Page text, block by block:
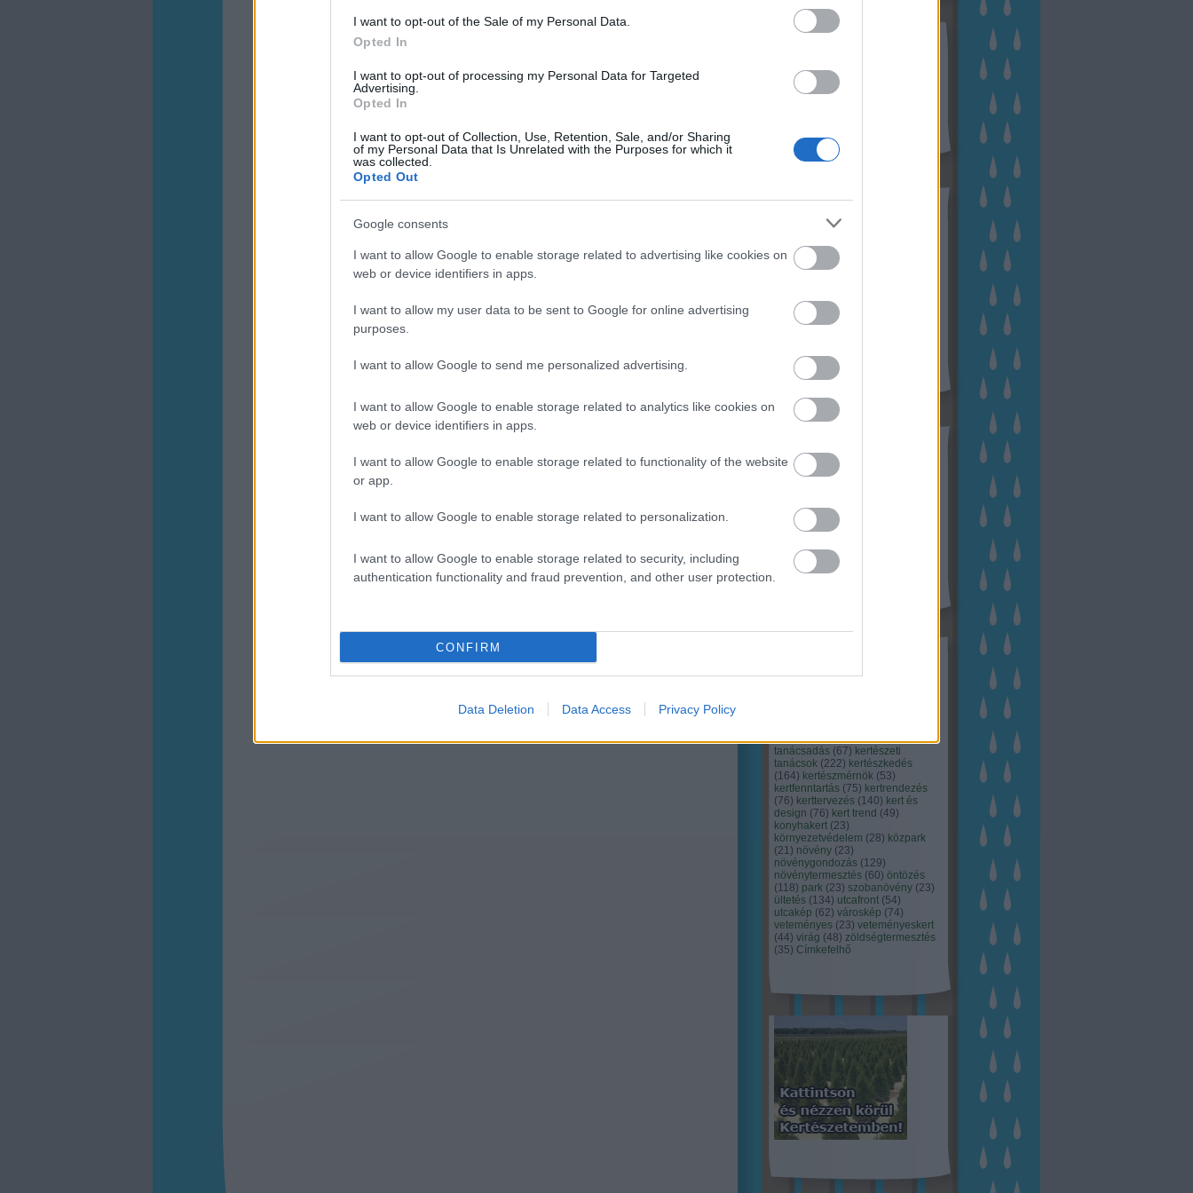
I want to opt-out of the Sale of my Personal Data.
Opted In
I want to opt-out of processing my Personal Data for Targeted
Advertising.
Opted In
I want to opt-out of Collection, Use, Retention, Sale, and/or Sharing
of my Personal Data that Is Unrelated with the Purposes for which it
was collected.
Opted Out
Google consents
I want to allow Google to enable storage related to advertising like cookies on
web or device identifiers in apps.
I want to allow my user data to be sent to Google for online advertising
purposes.
I want to allow Google to send me personalized advertising.
I want to allow Google to enable storage related to analytics like cookies on
web or device identifiers in apps.
I want to allow Google to enable storage related to functionality of the website
or app.
I want to allow Google to enable storage related to personalization.
I want to allow Google to enable storage related to security, including
authentication functionality and fraud prevention, and other user protection.
CONFIRM
Data Deletion Data Access Privacy Policy
Kertészete
Hírlevél feliratkozás
Archívum
2022 november
2022 szeptember
2022 augusztus
2022 április (
2021 december
2021 október
Budapest (45) dísznövény
(126) kertészet (118) kertészeti
tanácsadás (67) kertészeti
tanácsok (222) kertészkedés
(164) kertészmérnök (53)
kertfenntartás (75) kertrendezés
(76) kerttervezés (140) kert és
design (76) kert trend (49)
konyhakert (23)
környezetvédelem (28) közpark
(21) növény (23)
növénygondozás (129)
növénytermesztés (60) öntözés
(118) park (23) szobanövény (23)
ültetés (134) utcafront (54)
utcakép (62) városkép (74)
veteményes (23) veteményeskert
(44) virág (48) zöldségtermesztés
(35) Címkefelhő